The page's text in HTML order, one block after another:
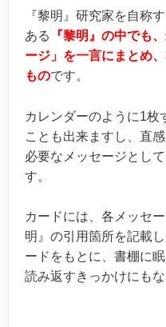
『黎明』研究家を自称
ある
『黎明』の中でも
ージ」を一言にまとめ
ものです。
カレンダーのように1枚
ことも出来ますし、直
必要なメッセージとし
す。
カードには、各メッセ
明』の引用箇所を記載
ードをもとに、書棚に
読み返すきっかけにもな